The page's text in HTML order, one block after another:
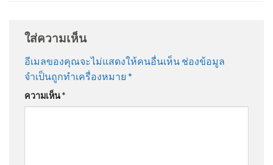
ใส่ความเห็น
อีเมลของคุณจะไม่แสดงให้คนอื่นเห็น ช่องข้อมูล
จำเป็นถูกทำเครื่องหมาย *
ความเห็น*